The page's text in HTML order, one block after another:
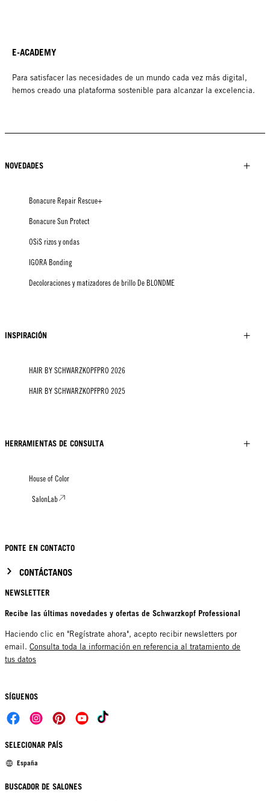
E-ACADEMY
Para satisfacer las necesidades de un mundo cada vez más digital,
hemos creado una plataforma sostenible para alcanzar la excelencia.
NOVEDADES
Bonacure Repair Rescue+
Bonacure Sun Protect
OSiS rizos y ondas
IGORA Bonding
Decoloraciones y matizadores de brillo De BLONDME
INSPIRACIÓN
HAIR BY SCHWARZKOPFPRO 2026
HAIR BY SCHWARZKOPFPRO 2025
HERRAMIENTAS DE CONSULTA
House of Color
SalonLab
PONTE EN CONTACTO
CONTÁCTANOS
NEWSLETTER
Recibe las últimas novedades y ofertas de Schwarzkopf Professional
Haciendo clic en "Regístrate ahora", acepto recibir newsletters por
email. Consulta toda la información en referencia al tratamiento de
tus datos
SÍGUENOS
SELECIONAR PAÍS
España
BUSCADOR DE SALONES